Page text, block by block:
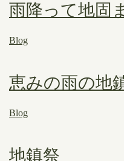
雨降って地固
Blog
恵みの雨の地
Blog
地鎮祭